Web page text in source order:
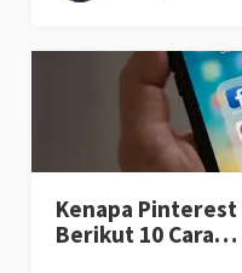
Kenapa Pinterest
Berikut 10 Cara…